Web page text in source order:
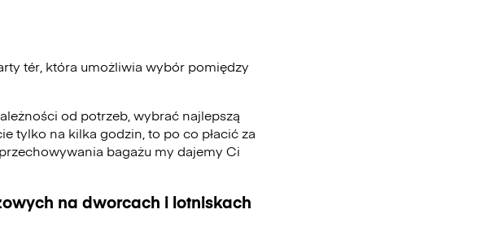
tér, która umożliwia wybór pomiędzy
od potrzeb, wybrać najlepszą
tylko na kilka godzin, to po co płacić za
bagażu my dajemy Ci
na dworcach i lotniskach